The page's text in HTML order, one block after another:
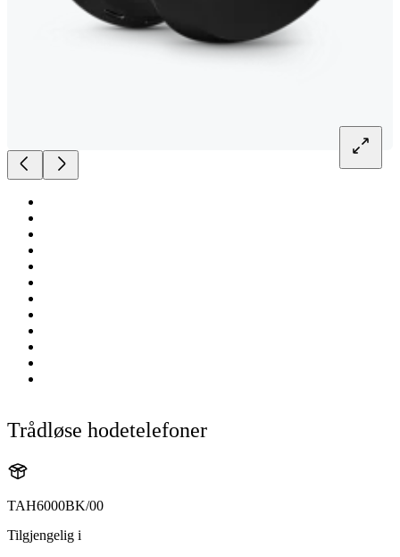
Trådløse hodetelefoner
TAH6000BK/00
Tilgjengelig i